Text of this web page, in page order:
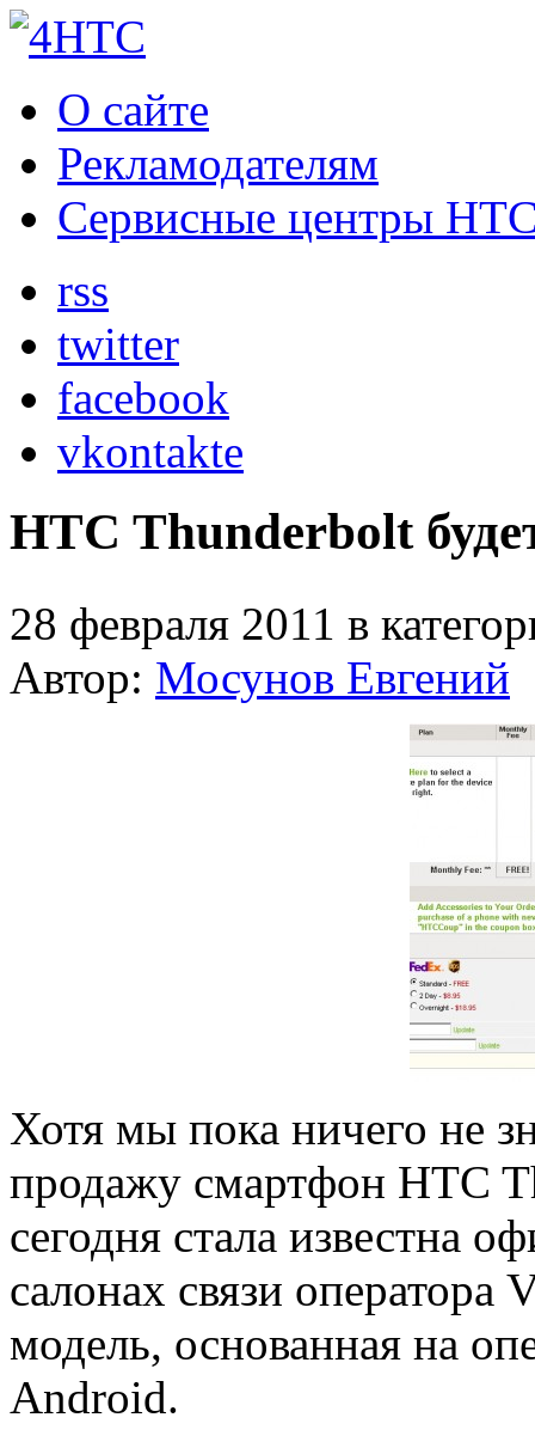
О сайте
Рекламодателям
Сервисные центры
rss
twitter
facebook
vkontakte
HTC Thunderbolt
28 февраля 2011 в
Автор: Мосунов Евгений
Хотя мы пока ничего не
продажу смартфон HTC
сегодня стала известна
салонах связи оператора
модель, основанная на
Android.